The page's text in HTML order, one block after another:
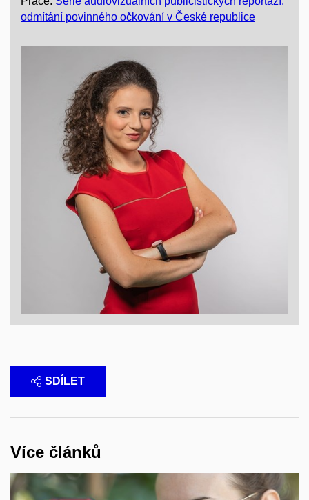
odmítání povinného očkování v České republice
SDÍLET
Více článků